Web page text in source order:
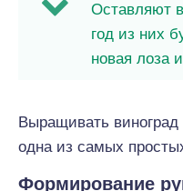
Оставляют
год из них
новая лоза
Выращивать
одна из самых
Формирование